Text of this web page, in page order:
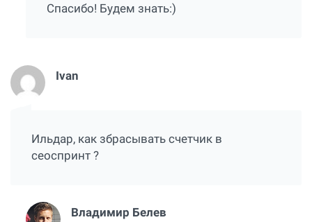
Спасибо! Будем знать:)
Ivan
Ильдар, как збрасывать счетчик в
сеоспринт ?
Владимир Белев